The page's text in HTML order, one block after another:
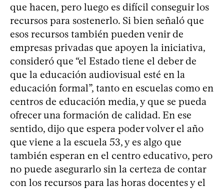
que hacen, pero luego es difícil conseguir los
recursos para sostenerlo. Si bien señaló que
esos recursos también pueden venir de
empresas privadas que apoyen la iniciativa,
consideró que “el Estado tiene el deber de
que la educación audiovisual esté en la
educación formal”, tanto en escuelas como en
centros de educación media, y que se pueda
ofrecer una formación de calidad. En ese
sentido, dijo que espera poder volver el año
que viene a la escuela 53, y es algo que
también esperan en el centro educativo, pero
no puede asegurarlo sin la certeza de contar
con los recursos para las horas docentes y el